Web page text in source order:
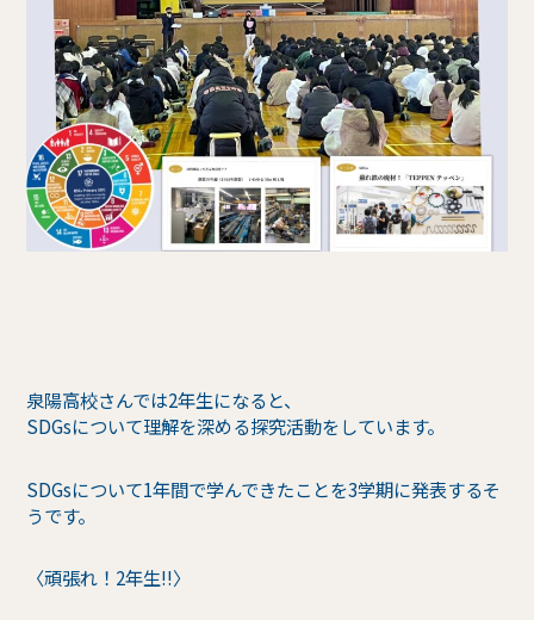
泉陽高校さんでは2年生になると、
SDGsについて理解を深める探究活動をしています。
SDGsについて1年間で学んできたことを3学期に発表するそ
うです。
〈頑張れ！2年生!!〉